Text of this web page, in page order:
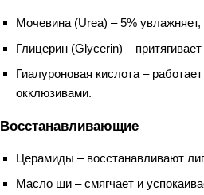
Мочевина (Urea) – 5%
Глицерин (Glycerin) –
Гиалуроновая кислота –
окклюзивами.
Восстанавливающие
Церамиды – восстанавливают
Масло ши – смягчает и